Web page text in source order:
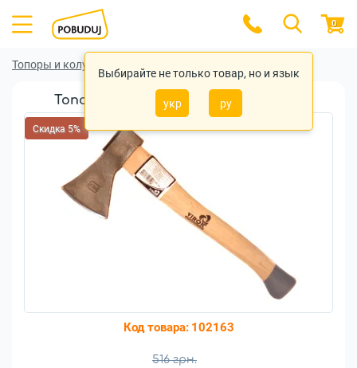
Выбирайте не только товар, но и язык
укр ру
0
Топоры и колуны
Топор кованый VIROK 0,4 кг (05V040)
Скидка 5%
Код товара: 102163
516 грн.